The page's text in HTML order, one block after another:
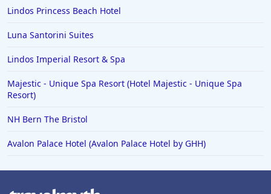
Hotels in Lenggries
Lindos Princess Beach Hotel
Luna Santorini Suites
Lindos Imperial Resort & Spa
Majestic - Unique Spa Resort (Hotel Majestic - Unique Spa
Resort)
NH Bern The Bristol
Avalon Palace Hotel (Avalon Palace Hotel by GHH)